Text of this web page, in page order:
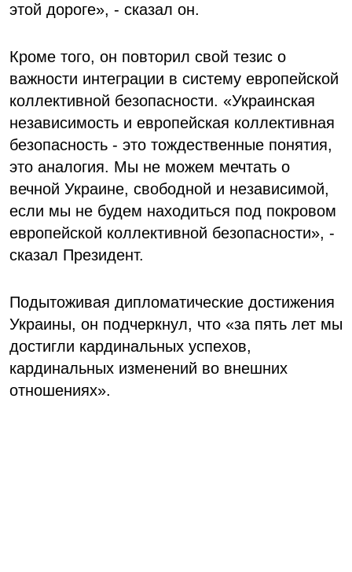
этой дороге», - сказал он.
Кроме того, он повторил свой тезис о
важности интеграции в систему европейской
коллективной безопасности. «Украинская
независимость и европейская коллективная
безопасность - это тождественные понятия,
это аналогия. Мы не можем мечтать о
вечной Украине, свободной и независимой,
если мы не будем находиться под покровом
европейской коллективной безопасности», -
сказал Президент.
Подытоживая дипломатические достижения
Украины, он подчеркнул, что «за пять лет мы
достигли кардинальных успехов,
кардинальных изменений во внешних
отношениях».